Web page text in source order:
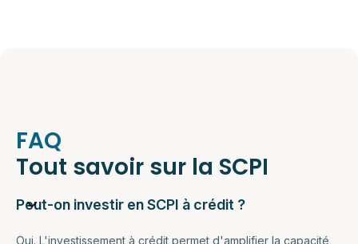
FAQ
Tout savoir sur la SCPI
Peut-on investir en SCPI à crédit ?
Oui. L'investissement à crédit permet d'amplifier la capacité